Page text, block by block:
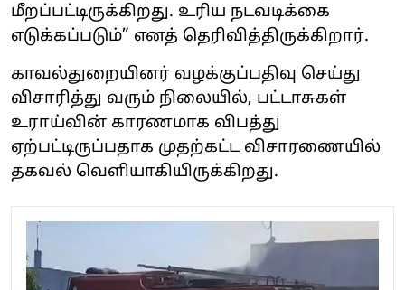
மீறப்பட்டிருக்கிறது. உரிய நடவடிக்கை
எடுக்கப்படும்” எனத் தெரிவித்திருக்கிறார்.
காவல்துறையினர் வழக்குப்பதிவு செய்து
விசாரித்து வரும் நிலையில், பட்டாசுகள்
உராய்வின் காரணமாக விபத்து
ஏற்பட்டிருப்பதாக முதற்கட்ட விசாரணையில்
தகவல் வெளியாகியிருக்கிறது.